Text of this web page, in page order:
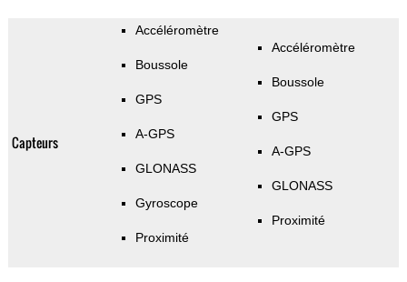
Capteurs
Accéléromètre
Boussole
GPS
A-GPS
GLONASS
Gyroscope
Proximité
Accéléromètre
Boussole
GPS
A-GPS
GLONASS
Proximité